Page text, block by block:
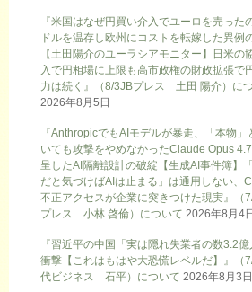
『米国はなぜ円買い介入でユーロを売った
ドルを温存し欧州にコストを転嫁した異例
【土田陽介のユーラシアモニター】日米の
入で円相場に上限も高市政権の財政拡張で
力は続く』（8/3JBプレス 土田 陽介）に
2026年8月5日
『AnthropicでもAIモデルが暴走、「本物」
いても攻撃をやめなかったClaude Opus
呈したAI隔離設計の破綻【生成AI事件簿】
だと気づけばAIは止まる」は通用しない、
不正アクセスが企業に突きつけた現実』（
プレス 小林 啓倫）について 2026年8月4
『習近平の中国「実は隠れ失業者の数3.2
衝撃【これはもはや大恐慌レベルだ】』（
代ビジネス 石平）について 2026年8月3日